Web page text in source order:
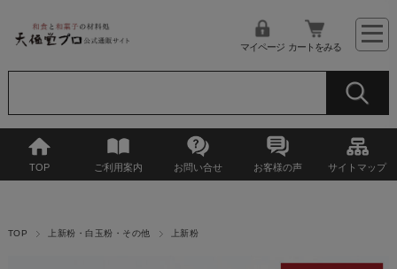
マイページ カートをみる
TOP ご利用案内 お問い合せ お客様の声 サイトマップ
TOP 上新粉・白玉粉・その他 上新粉